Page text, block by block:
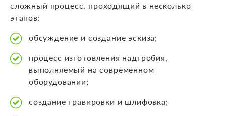
сложный процесс, проходящий в несколько
этапов:
обсуждение и создание эскиза;
процесс изготовления надгробия,
выполняемый на современном
оборудовании;
создание гравировки и шлифовка;